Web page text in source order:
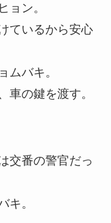
ョン。
ているから安心
ムバキ。
車の鍵を渡す。
交番の警官だっ
キ。